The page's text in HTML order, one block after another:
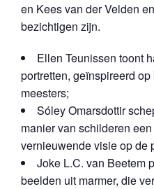
en Kees van der Velden
bezichtigen zijn.
Ellen Teunissen toont
portretten, geïnspireerd
meesters;
Sóley Omarsdottir
manier van schilderen
vernieuwende visie op de
Joke L.C. van Beetem
beelden uit marmer, die